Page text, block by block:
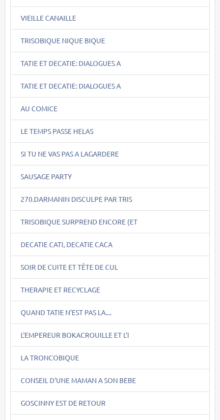
VIEILLE CANAILLE
TRISOBIQUE NIQUE BIQUE
TATIE ET DECATIE: DIALOGUES A
TATIE ET DECATIE: DIALOGUES A
AU COMICE
LE TEMPS PASSE HELAS
SI TU NE VAS PAS A LAGARDERE
SAUSAGE PARTY
270.DARMANIN DISCULPE PAR TRIS
TRISOBIQUE SURPREND ENCORE (ET
DECATIE CATI, DECATIE CACA
SOIR DE CUITE ET TÊTE DE CUL
THERAPIE ET RECYCLAGE
QUAND TATIE N'EST PAS LA....
L'EMPEREUR BOKACROUILLE ET L'I
LA TRONCOBIQUE
CONSEIL D'UNE MAMAN A SON BEBE
GOSCINNY EST DE RETOUR